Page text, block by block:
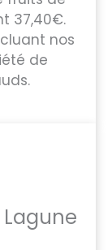
37,40€.
nos
de